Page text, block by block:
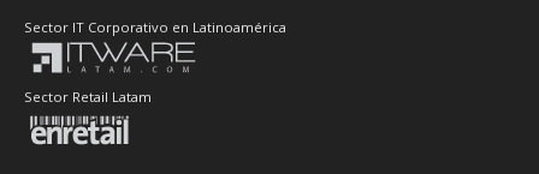
Sector IT Corporativo en Latinoamérica
Sector Retail Latam